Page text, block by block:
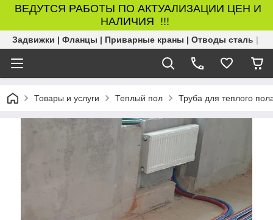
ВЕДУТСЯ РАБОТЫ ПО АКТУАЛИЗАЦИИ ЦЕН И
НАЛИЧИЯ !!!
Задвижки | Фланцы | Приварные краны | Отводы сталь |
Товары и услуги Теплый пол Труба для теплого